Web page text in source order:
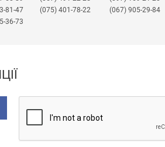
81-47
36-73
(075) 401-78-22
(067) 905-29-84